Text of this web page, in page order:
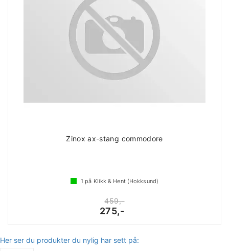
Zinox ax-stang commodore
1 på Klikk & Hent (Hokksund)
459,-
275,-
Her ser du produkter du nylig har sett på: